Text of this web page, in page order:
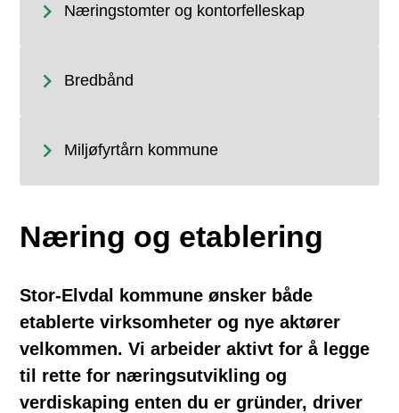
Næringstomter og kontorfelleskap
Bredbånd
Miljøfyrtårn kommune
Næring og etablering
Stor‑Elvdal kommune ønsker både
etablerte virksomheter og nye aktører
velkommen. Vi arbeider aktivt for å legge
til rette for næringsutvikling og
verdiskaping enten du er gründer, driver